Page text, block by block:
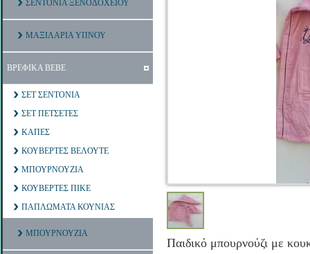
ΣΕΝΤΟΝΙΑ ΞΕΝΟΔΟΧΕΙΟΥ
ΜΑΞΙΛΑΡΙΑ ΥΠΝΟΥ
ΒΡΕΦΙΚΑ ΒΕΒΕ
ΣΕΤ ΣΕΝΤΟΝΙΑ
ΣΕΤ ΠΕΤΣΕΤΕΣ
ΚΑΠΕΣ
ΚΟΥΒΕΡΤΕΣ ΒΕΛΟΥΤΕ
ΜΠΟΥΡΝΟΥΖΙΑ
ΚΟΥΒΕΡΤΕΣ ΠΙΚΕ
ΠΑΠΛΩΜΑΤΑ ΚΟΥΝΙΑΣ
ΜΠΟΥΡΝΟΥΖΙΑ
Παιδικό μπουρνούζι με